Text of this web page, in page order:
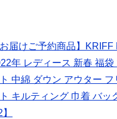
届けご予約商品】
年 レディース 新春 福
中綿 ダウン アウター
キルティング 巾着 バッ